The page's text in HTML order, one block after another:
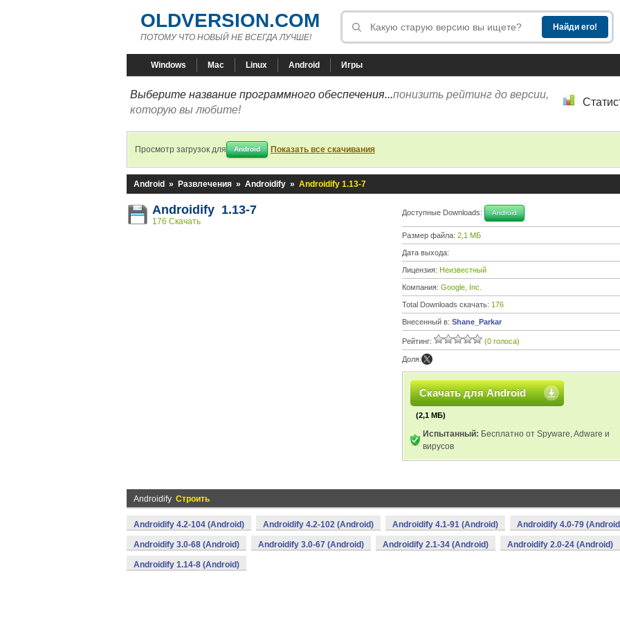
OLDVERSION.COM
ПОТОМУ ЧТО НОВЫЙ НЕ ВСЕГДА ЛУЧШЕ!
Windows Mac Linux Android Игры
Выберите название программного обеспечения...понизить рейтинг до версии,
которую вы любите!
Просмотр загрузок для Android Показать все скачивания
Android » Развлечения » Androidify » Androidify 1.13-7
Androidify 1.13-7
176 Скачать
Доступные Downloads: Android
Размер файла: 2,1 МБ
Дата выхода:
Лицензия: Неизвестный
Компания: Google, Inc.
Total Downloads скачать: 176
Внесенный в: Shane_Parkar
Рейтинг: (0 голоса)
Доля:
Скачать для Android
(2,1 МБ)
Испытанный: Бесплатно от Spyware, Adware и
вирусов
Androidify Строить
Androidify 4.2-104 (Android) Androidify 4.2-102 (Android) Androidify 4.1-91 (Android) Androidify 4.0-79
Androidify 3.0-68 (Android) Androidify 3.0-67 (Android) Androidify 2.1-34 (Android) Androidify 2.0-24 (Android)
Androidify 1.14-8 (Android)